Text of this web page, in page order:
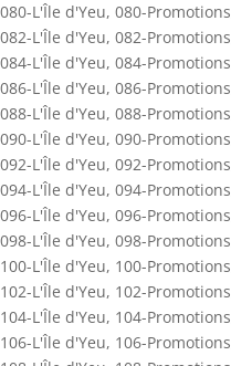
080-L'Île d'Yeu, 080-Promotions
082-L'Île d'Yeu, 082-Promotions
084-L'Île d'Yeu, 084-Promotions
086-L'Île d'Yeu, 086-Promotions
088-L'Île d'Yeu, 088-Promotions
090-L'Île d'Yeu, 090-Promotions
092-L'Île d'Yeu, 092-Promotions
094-L'Île d'Yeu, 094-Promotions
096-L'Île d'Yeu, 096-Promotions
098-L'Île d'Yeu, 098-Promotions
100-L'Île d'Yeu, 100-Promotions
102-L'Île d'Yeu, 102-Promotions
104-L'Île d'Yeu, 104-Promotions
106-L'Île d'Yeu, 106-Promotions